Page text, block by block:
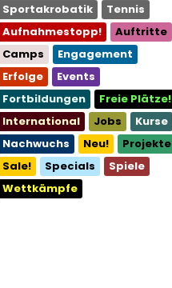
Sportakrobatik
Tennis
Aufnahmestopp!
Auftritte
Camps
Engagement
Erfolge
Events
Fortbildungen
Freie Plätze!
International
Jobs
Kurse
Nachwuchs
Neu!
Projekte
Sale!
Specials
Spiele
Wettkämpfe